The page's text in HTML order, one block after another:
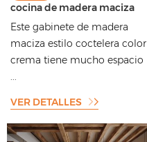
cocina de madera maciza
estilo coctelera color crema
con grabado floral
adornado
Este gabinete de madera
maciza estilo coctelera color
crema tiene mucho espacio
VER DETALLES